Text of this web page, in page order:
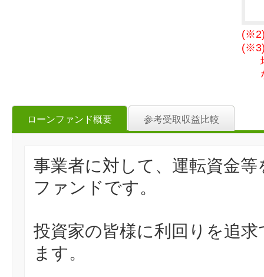
(※2)
(※3)
ローンファンド概要 参考受取収益比較
事業者に対して、運転資金
ファンドです。
投資家の皆様に利回りを追
ます。